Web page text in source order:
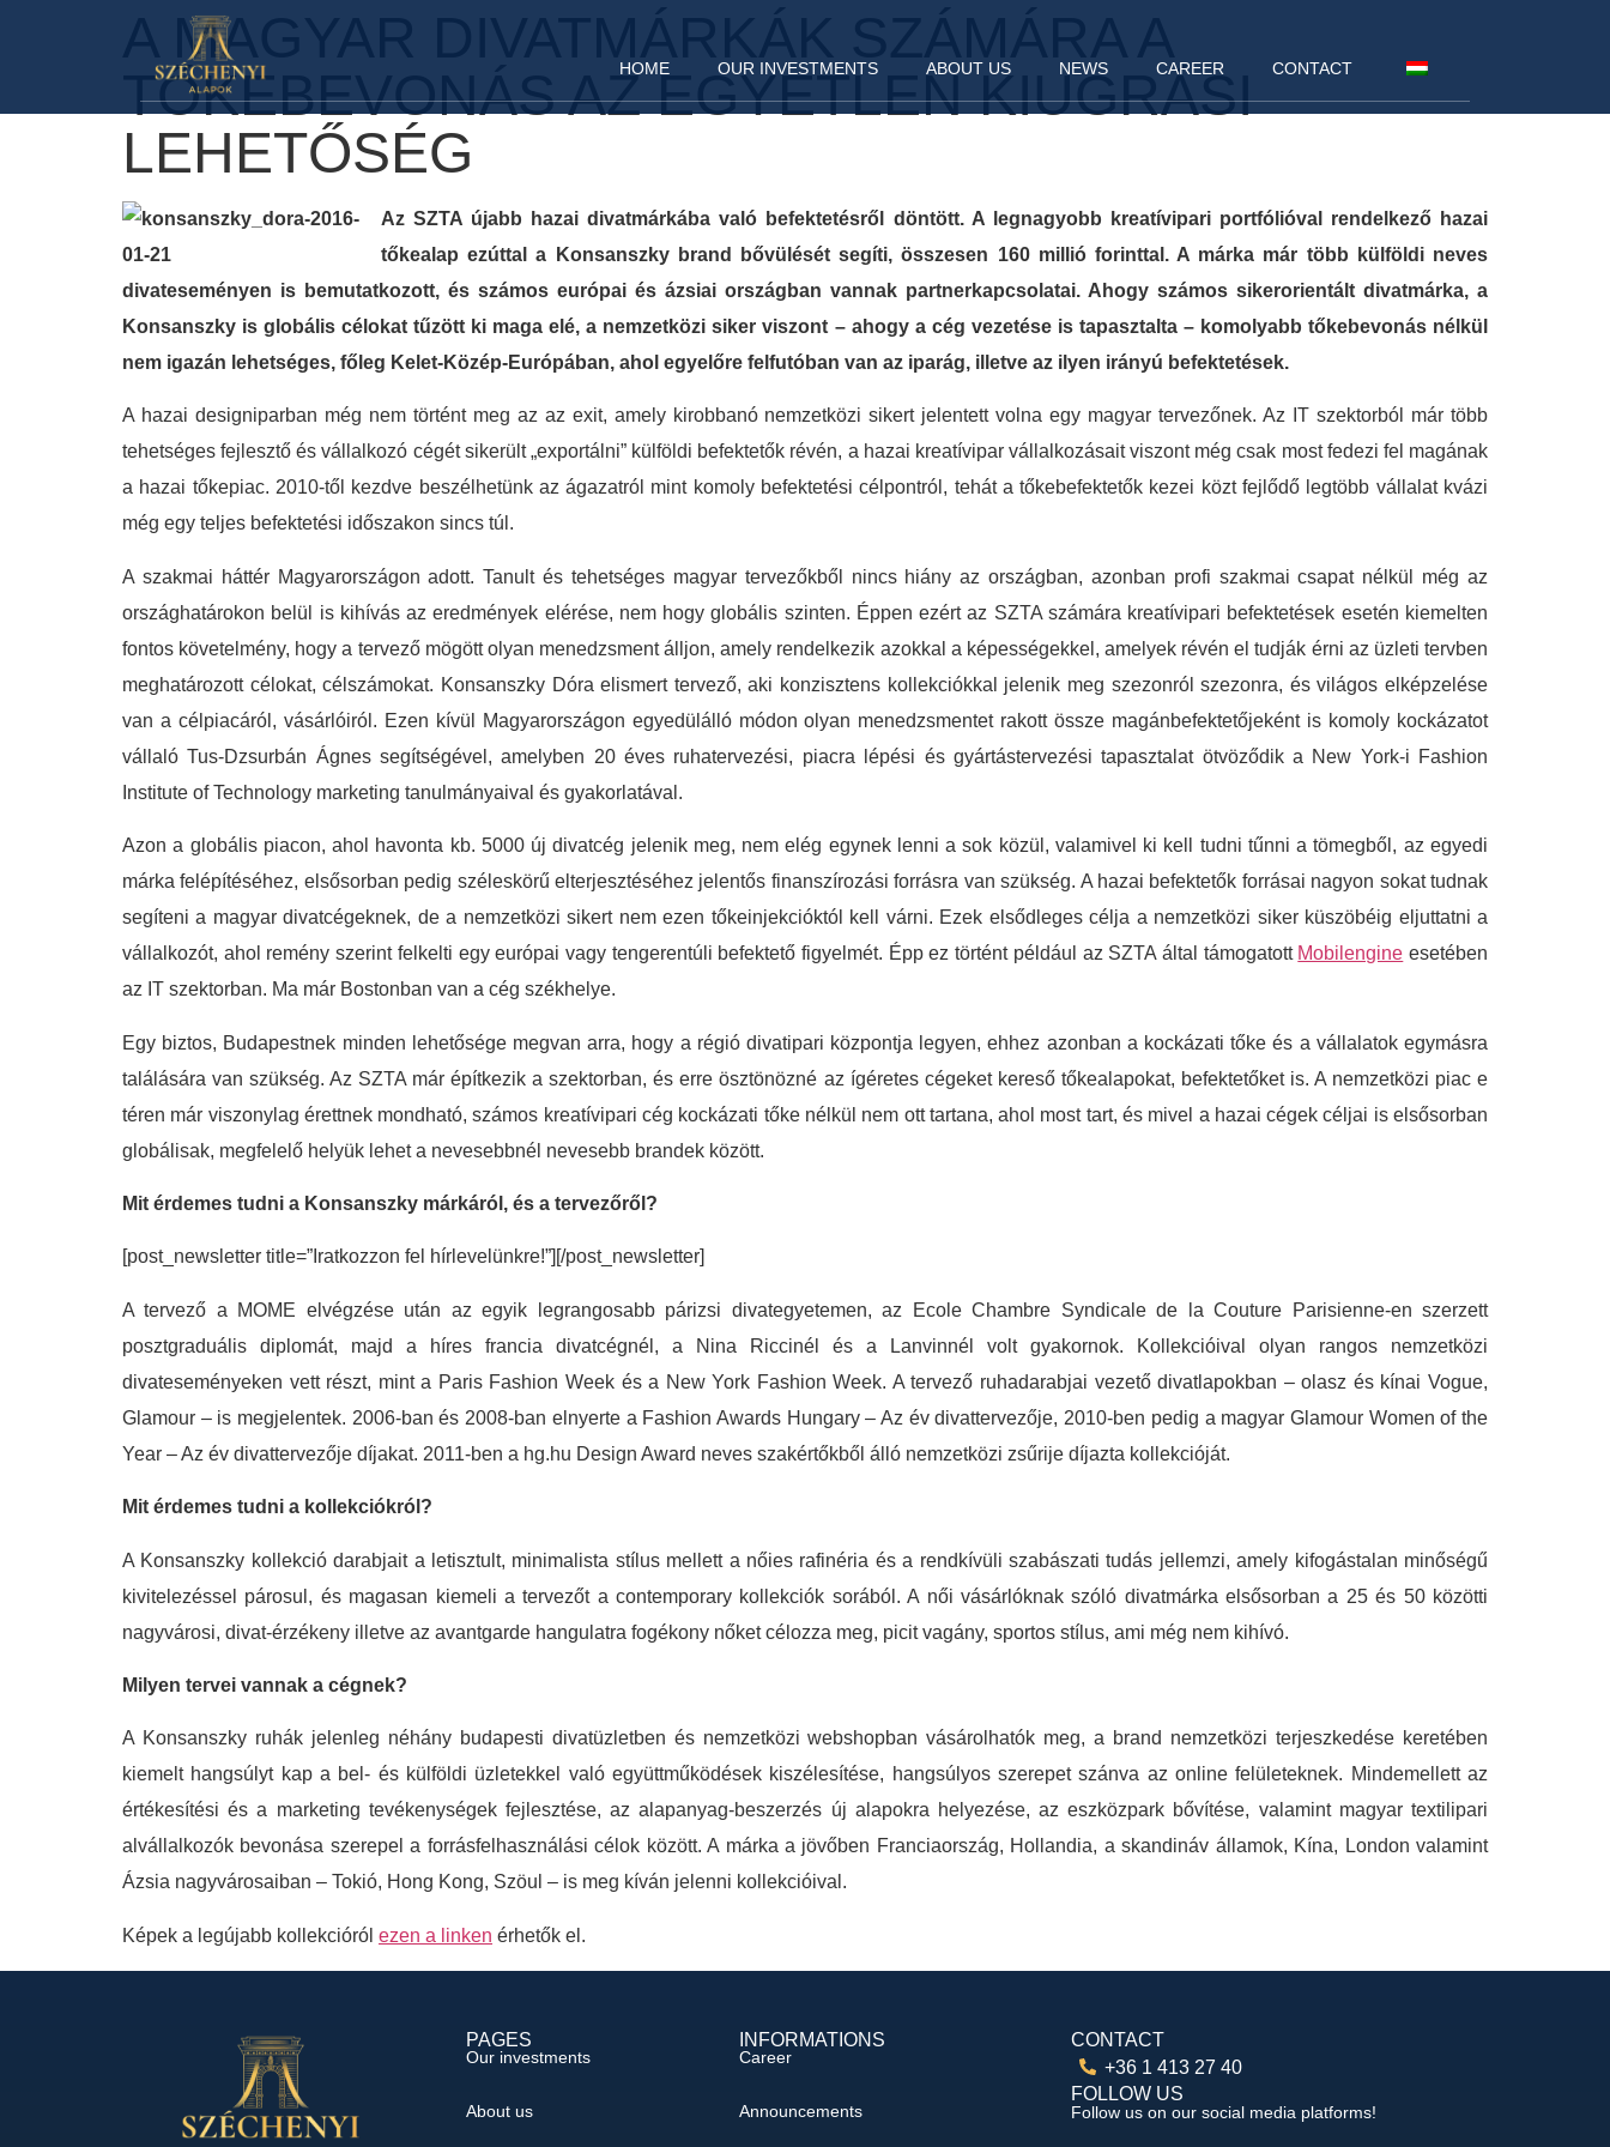
HOME OUR INVESTMENTS ABOUT US NEWS CAREER CONTACT
A MAGYAR DIVATMÁRKÁK SZÁMÁRA A
TŐKEBEVONÁS AZ EGYETLEN KIUGRÁSI
LEHETŐSÉG
Az SZTA újabb hazai divatmárkába való befektetésről döntött. A legnagyobb kreatívipari portfólióval rendelkező hazai
tőkealap ezúttal a Konsanszky brand bővülését segíti, összesen 160 millió forinttal. A márka már több külföldi neves
divateseményen is bemutatkozott, és számos európai és ázsiai országban vannak partnerkapcsolatai. Ahogy számos sikerorientált divatmárka, a
Konsanszky is globális célokat tűzött ki maga elé, a nemzetközi siker viszont – ahogy a cég vezetése is tapasztalta – komolyabb tőkebevonás nélkül
nem igazán lehetséges, főleg Kelet-Közép-Európában, ahol egyelőre felfutóban van az iparág, illetve az ilyen irányú befektetések.
A hazai designiparban még nem történt meg az az exit, amely kirobbanó nemzetközi sikert jelentett volna egy magyar tervezőnek. Az IT szektorból már több
tehetséges fejlesztő és vállalkozó cégét sikerült „exportálni” külföldi befektetők révén, a hazai kreatívipar vállalkozásait viszont még csak most fedezi fel magának
a hazai tőkepiac. 2010-től kezdve beszélhetünk az ágazatról mint komoly befektetési célpontról, tehát a tőkebefektetők kezei közt fejlődő legtöbb vállalat kvázi
még egy teljes befektetési időszakon sincs túl.
A szakmai háttér Magyarországon adott. Tanult és tehetséges magyar tervezőkből nincs hiány az országban, azonban profi szakmai csapat nélkül még az
országhatárokon belül is kihívás az eredmények elérése, nem hogy globális szinten. Éppen ezért az SZTA számára kreatívipari befektetések esetén kiemelten
fontos követelmény, hogy a tervező mögött olyan menedzsment álljon, amely rendelkezik azokkal a képességekkel, amelyek révén el tudják érni az üzleti tervben
meghatározott célokat, célszámokat. Konsanszky Dóra elismert tervező, aki konzisztens kollekciókkal jelenik meg szezonról szezonra, és világos elképzelése
van a célpiacáról, vásárlóiról. Ezen kívül Magyarországon egyedülálló módon olyan menedzsmentet rakott össze magánbefektetőjeként is komoly kockázatot
vállaló Tus-Dzsurbán Ágnes segítségével, amelyben 20 éves ruhatervezési, piacra lépési és gyártástervezési tapasztalat ötvöződik a New York-i Fashion
Institute of Technology marketing tanulmányaival és gyakorlatával.
Azon a globális piacon, ahol havonta kb. 5000 új divatcég jelenik meg, nem elég egynek lenni a sok közül, valamivel ki kell tudni tűnni a tömegből, az egyedi
márka felépítéséhez, elsősorban pedig széleskörű elterjesztéséhez jelentős finanszírozási forrásra van szükség. A hazai befektetők forrásai nagyon sokat tudnak
segíteni a magyar divatcégeknek, de a nemzetközi sikert nem ezen tőkeinjekcióktól kell várni. Ezek elsődleges célja a nemzetközi siker küszöbéig eljuttatni a
vállalkozót, ahol remény szerint felkelti egy európai vagy tengerentúli befektető figyelmét. Épp ez történt például az SZTA által támogatott Mobilengine esetében
az IT szektorban. Ma már Bostonban van a cég székhelye.
Egy biztos, Budapestnek minden lehetősége megvan arra, hogy a régió divatipari központja legyen, ehhez azonban a kockázati tőke és a vállalatok egymásra
találására van szükség. Az SZTA már építkezik a szektorban, és erre ösztönözné az ígéretes cégeket kereső tőkealapokat, befektetőket is. A nemzetközi piac e
téren már viszonylag érettnek mondható, számos kreatívipari cég kockázati tőke nélkül nem ott tartana, ahol most tart, és mivel a hazai cégek céljai is elsősorban
globálisak, megfelelő helyük lehet a nevesebbnél nevesebb brandek között.
Mit érdemes tudni a Konsanszky márkáról, és a tervezőről?
[post_newsletter title=”Iratkozzon fel hírlevelünkre!”][/post_newsletter]
A tervező a MOME elvégzése után az egyik legrangosabb párizsi divategyetemen, az Ecole Chambre Syndicale de la Couture Parisienne-en szerzett
posztgraduális diplomát, majd a híres francia divatcégnél, a Nina Riccinél és a Lanvinnél volt gyakornok. Kollekcióival olyan rangos nemzetközi
divateseményeken vett részt, mint a Paris Fashion Week és a New York Fashion Week. A tervező ruhadarabjai vezető divatlapokban – olasz és kínai Vogue,
Glamour – is megjelentek. 2006-ban és 2008-ban elnyerte a Fashion Awards Hungary – Az év divattervezője, 2010-ben pedig a magyar Glamour Women of the
Year – Az év divattervezője díjakat. 2011-ben a hg.hu Design Award neves szakértőkből álló nemzetközi zsűrije díjazta kollekcióját.
Mit érdemes tudni a kollekciókról?
A Konsanszky kollekció darabjait a letisztult, minimalista stílus mellett a nőies rafinéria és a rendkívüli szabászati tudás jellemzi, amely kifogástalan minőségű
kivitelezéssel párosul, és magasan kiemeli a tervezőt a contemporary kollekciók sorából. A női vásárlóknak szóló divatmárka elsősorban a 25 és 50 közötti
nagyvárosi, divat-érzékeny illetve az avantgarde hangulatra fogékony nőket célozza meg, picit vagány, sportos stílus, ami még nem kihívó.
Milyen tervei vannak a cégnek?
A Konsanszky ruhák jelenleg néhány budapesti divatüzletben és nemzetközi webshopban vásárolhatók meg, a brand nemzetközi terjeszkedése keretében
kiemelt hangsúlyt kap a bel- és külföldi üzletekkel való együttműködések kiszélesítése, hangsúlyos szerepet szánva az online felületeknek. Mindemellett az
értékesítési és a marketing tevékenységek fejlesztése, az alapanyag-beszerzés új alapokra helyezése, az eszközpark bővítése, valamint magyar textilipari
alvállalkozók bevonása szerepel a forrásfelhasználási célok között. A márka a jövőben Franciaország, Hollandia, a skandináv államok, Kína, London valamint
Ázsia nagyvárosaiban – Tokió, Hong Kong, Szöul – is meg kíván jelenni kollekcióival.
Képek a legújabb kollekcióról ezen a linken érhetők el.
PAGES
Our investments
About us
INFORMATIONS
Career
Announcements
CONTACT
+36 1 413 27 40
FOLLOW US
Follow us on our social media platforms!